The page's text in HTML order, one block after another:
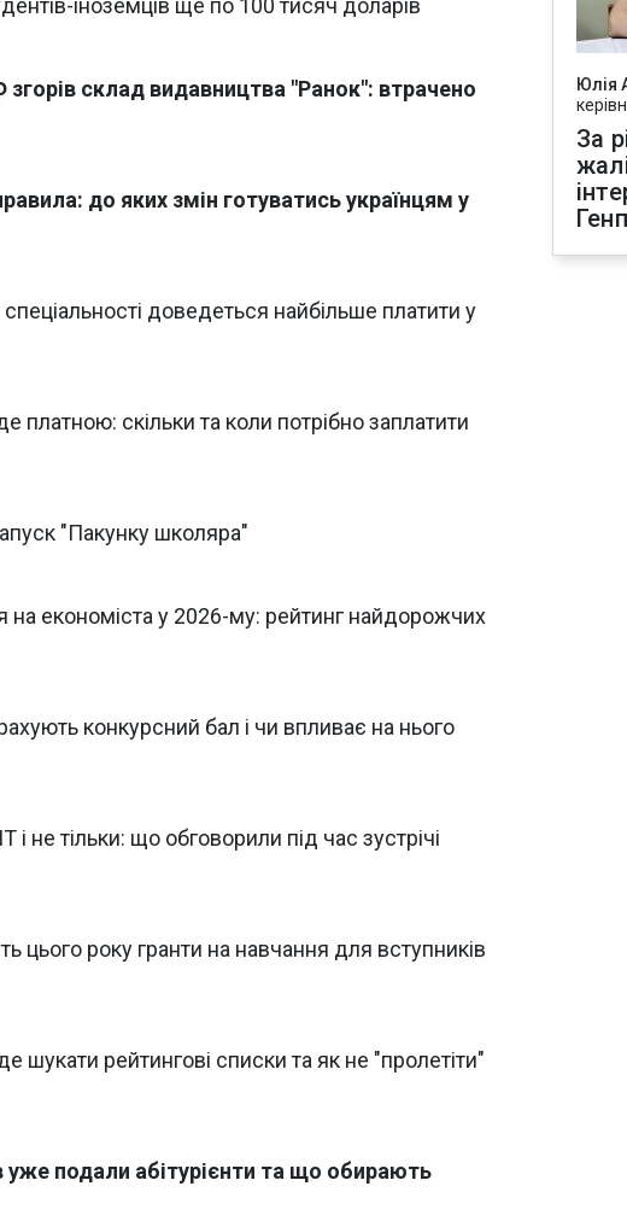
іноземців ще по 100 тисяч доларів
згорів склад видавництва "Ранок": втрачено
до яких змін готуватись українцям у
спеціальності доведеться найбільше платити у
платною: скільки та коли потрібно заплатити
"Пакунку школяра"
на економіста у 2026-му: рейтинг найдорожчих
конкурсний бал і чи впливає на нього
не тільки: що обговорили під час зустрічі
цього року гранти на навчання для вступників
шукати рейтингові списки та як не "пролетіти"
уже подали абітурієнти та що обирають
Юлія
За